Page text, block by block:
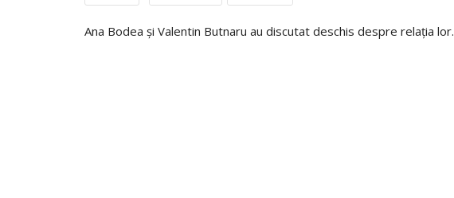
Ana Bodea și Valentin Butnaru au discutat deschis despre relația lor.